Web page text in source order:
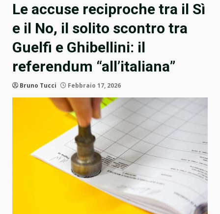
Le accuse reciproche tra il Sì
e il No, il solito scontro tra
Guelfi e Ghibellini: il
referendum “all’italiana”
Bruno Tucci Febbraio 17, 2026